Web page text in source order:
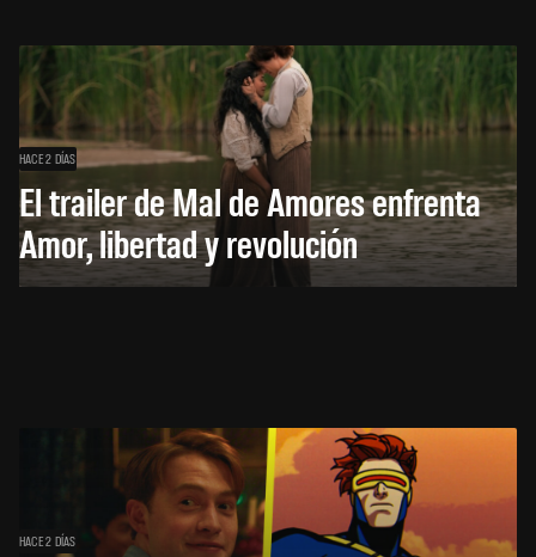
HACE 2 DÍAS
El trailer de Mal de Amores enfrenta
Amor, libertad y revolución
HACE 2 DÍAS